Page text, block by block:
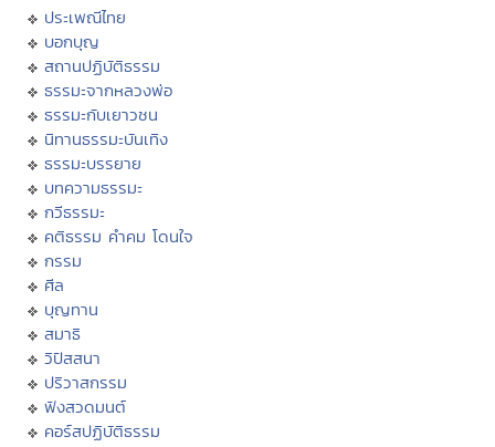
ประเพณีไทย
บอกบุญ
สถานปฏิบัติธรรม
ธรรมะจากหลวงพ่อ
ธรรมะกับเยาวชน
นิทานธรรมะบันเทิง
ธรรมะบรรยาย
บทความธรรมะ
กวีธรรมะ
คติธรรม คำคม โดนใจ
กรรม
ศีล
บุญทาน
สมาธิ
วิปัสสนา
ปริวาสกรรม
ฟังสวดมนต์
คอร์สปฏิบัติธรรม